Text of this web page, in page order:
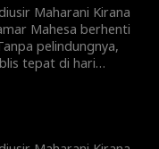
Maharani Kirana
Mahesa berhenti
pelindungnya,
tepat di hari
dinasti baru,
langit.